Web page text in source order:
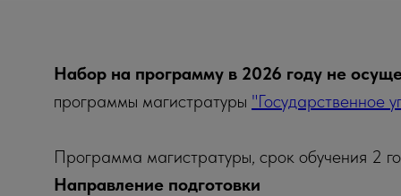
Набор на программу в 2026 году не
программы магистратуры "Государственное
Программа магистратуры, срок обучения 2
Направление подготовки